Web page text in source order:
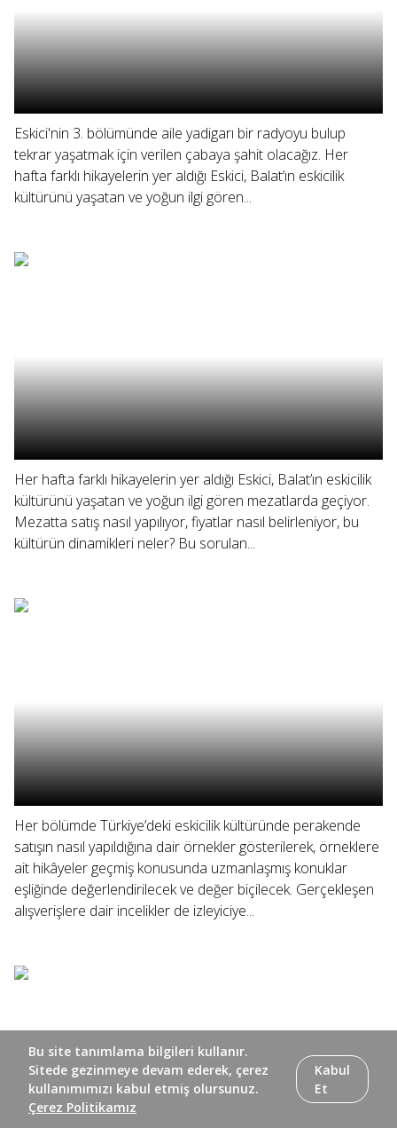
Eskici'nin 3. bölümünde aile yadigarı bir radyoyu bulup
tekrar yaşatmak için verilen çabaya şahit olacağız. Her
hafta farklı hikayelerin yer aldığı Eskici, Balat’ın eskicilik
kültürünü yaşatan ve yoğun ilgi gören...
Her hafta farklı hikayelerin yer aldığı Eskici, Balat’ın eskicilik
kültürünü yaşatan ve yoğun ilgi gören mezatlarda geçiyor.
Mezatta satış nasıl yapılıyor, fiyatlar nasıl belirleniyor, bu
kültürün dinamikleri neler? Bu sorulan...
Her bölümde Türkiye’deki eskicilik kültüründe perakende
satışın nasıl yapıldığına dair örnekler gösterilerek, örneklere
ait hikâyeler geçmiş konusunda uzmanlaşmış konuklar
eşliğinde değerlendirilecek ve değer biçilecek. Gerçekleşen
alışverişlere dair incelikler de izleyiciye...
Bu site tanımlama bilgileri kullanır.
Sitede gezinmeye devam ederek, çerez
kullanımımızı kabul etmiş olursunuz.
Çerez Politikamız
Kabul
Et